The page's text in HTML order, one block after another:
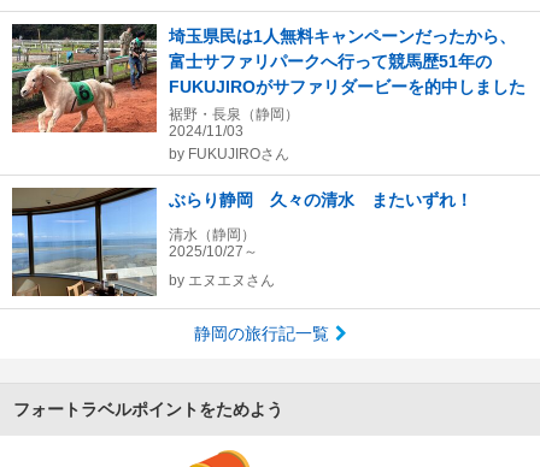
埼玉県民は1人無料キャンペーンだったから、
富士サファリパークへ行って競馬歴51年の
FUKUJIROがサファリダービーを的中しました
裾野・長泉（静岡）
2024/11/03
by FUKUJIROさん
ぶらり静岡 久々の清水 またいずれ！
清水（静岡）
2025/10/27～
by エヌエヌさん
静岡の旅行記一覧
フォートラベルポイントをためよう